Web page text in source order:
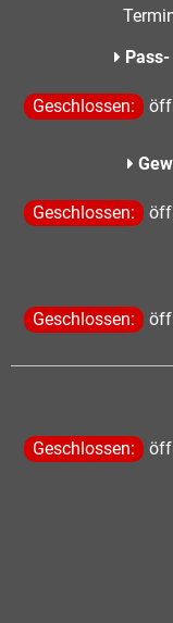
Klicken, um
Geschlossen:
Klicken, um
Geschlossen:
Klicken, um
Geschlossen:
Klicken, um
Geschlossen: